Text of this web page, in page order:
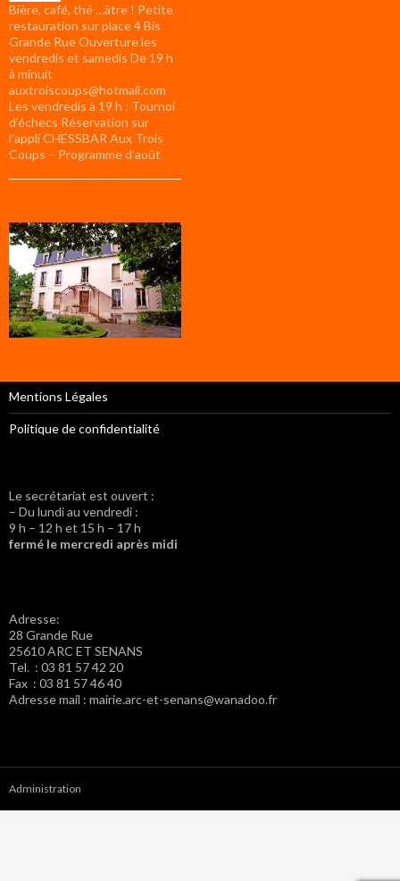
Bière, café, thé …âtre ! Petite
restauration sur place 4 Bis
Grande Rue Ouverture les
vendredis et samedis De 19 h
à minuit
auxtroiscoups@hotmail.com
Les vendredis à 19 h : Tournoi
d’échecs Réservation sur
l’appli CHESSBAR Aux Trois
Coups – Programme d’août
Mentions Légales
Politique de confidentialité
Le secrétariat est ouvert :
– Du lundi au vendredi :
9 h – 12 h et 15 h – 17 h
fermé le mercredi après midi
Adresse:
28 Grande Rue
25610 ARC ET SENANS
Tel. : 03 81 57 42 20
Fax : 03 81 57 46 40
Adresse mail : mairie.arc-et-senans@wanadoo.fr
Administration